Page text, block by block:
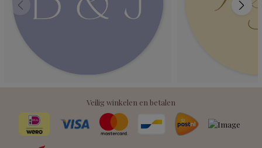
Veilig winkelen en betalen